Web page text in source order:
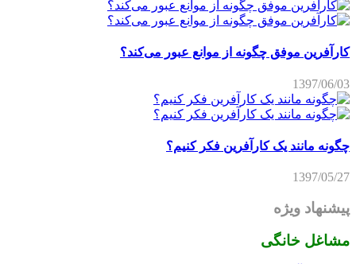
کارآفرین موفق چگونه از موانع عبور می‌کند؟
1397/06/03
چگونه مانند یک کارآفرین فکر کنیم؟
1397/05/27
پیشنهاد ویژه
مشاغل خانگی